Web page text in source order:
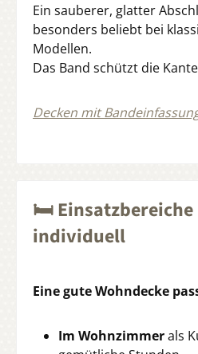
Ein sauberer, glatter
besonders beliebt bei
Modellen.
Das Band schützt die
Decken mit
🛏️ Einsatzbereiche
individuell
Eine gute Wohndecke
Im Wohnzimmerals